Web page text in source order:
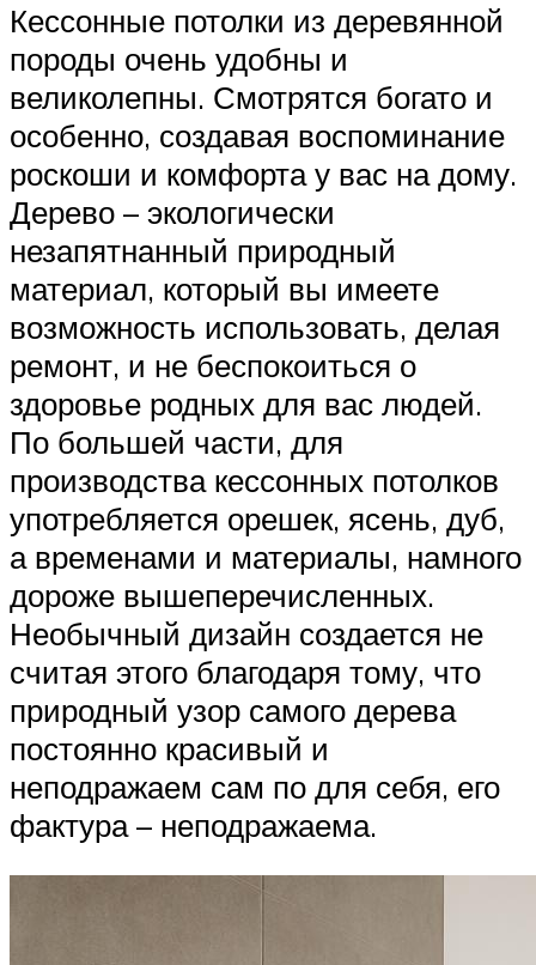
Кессонные потолки из деревянной
породы очень удобны и
великолепны. Смотрятся богато и
особенно, создавая воспоминание
роскоши и комфорта у вас на дому.
Дерево – экологически
незапятнанный природный
материал, который вы имеете
возможность использовать, делая
ремонт, и не беспокоиться о
здоровье родных для вас людей.
По большей части, для
производства кессонных потолков
употребляется орешек, ясень, дуб,
а временами и материалы, намного
дороже вышеперечисленных.
Необычный дизайн создается не
считая этого благодаря тому, что
природный узор самого дерева
постоянно красивый и
неподражаем сам по для себя, его
фактура – неподражаема.